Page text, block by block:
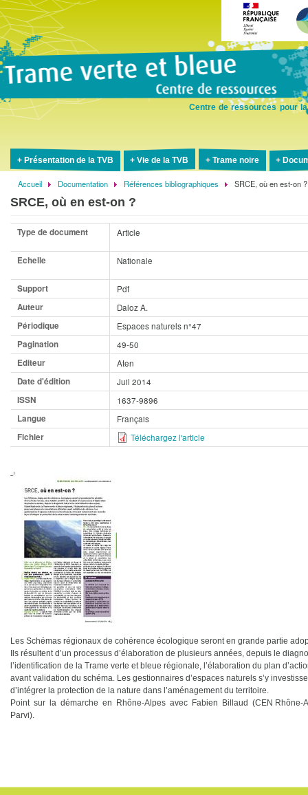
Centre de ressources pour
Présentation de la TVB Vie de la TVB Trame noire
Fil
d'Ariane
Accueil Documentation Références bibliographiques SRCE, où en est-on ?
SRCE, où en est-on ?
Type de document Article
Echelle Nationale
Support
Pdf
Auteur
Daloz A.
Périodique
Espaces naturels n°47
Pagination
49-50
Editeur
Aten
Date d'édition
Juil 2014
ISSN
1637-9896
Langue
Français
Fichier
Téléchargez l'article
Les Schémas régionaux de cohérence écologique seront en grande partie
Ils résultent d’un processus d’élaboration de plusieurs années, depuis le
l’identification de la Trame verte et bleue régionale, l’élaboration du plan
avant validation du schéma. Les gestionnaires d’espaces naturels s’y
d’intégrer la protection de la nature dans l’aménagement du territoire.
Point sur la démarche en Rhône-Alpes avec Fabien Billaud (CEN Rhône-
Parvi).